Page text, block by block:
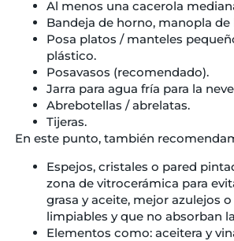
Al menos una cacerola
Bandeja de horno, manopla de
Posa platos / manteles
plástico.
Posavasos (recomendado).
Jarra para agua fría para la
Abrebotellas / abrelatas.
Tijeras.
En este punto, también
Espejos, cristales o pared
zona de vitrocerámica para
grasa y aceite, mejor azulejos
limpiables y que no absorban
Elementos como: aceitera y